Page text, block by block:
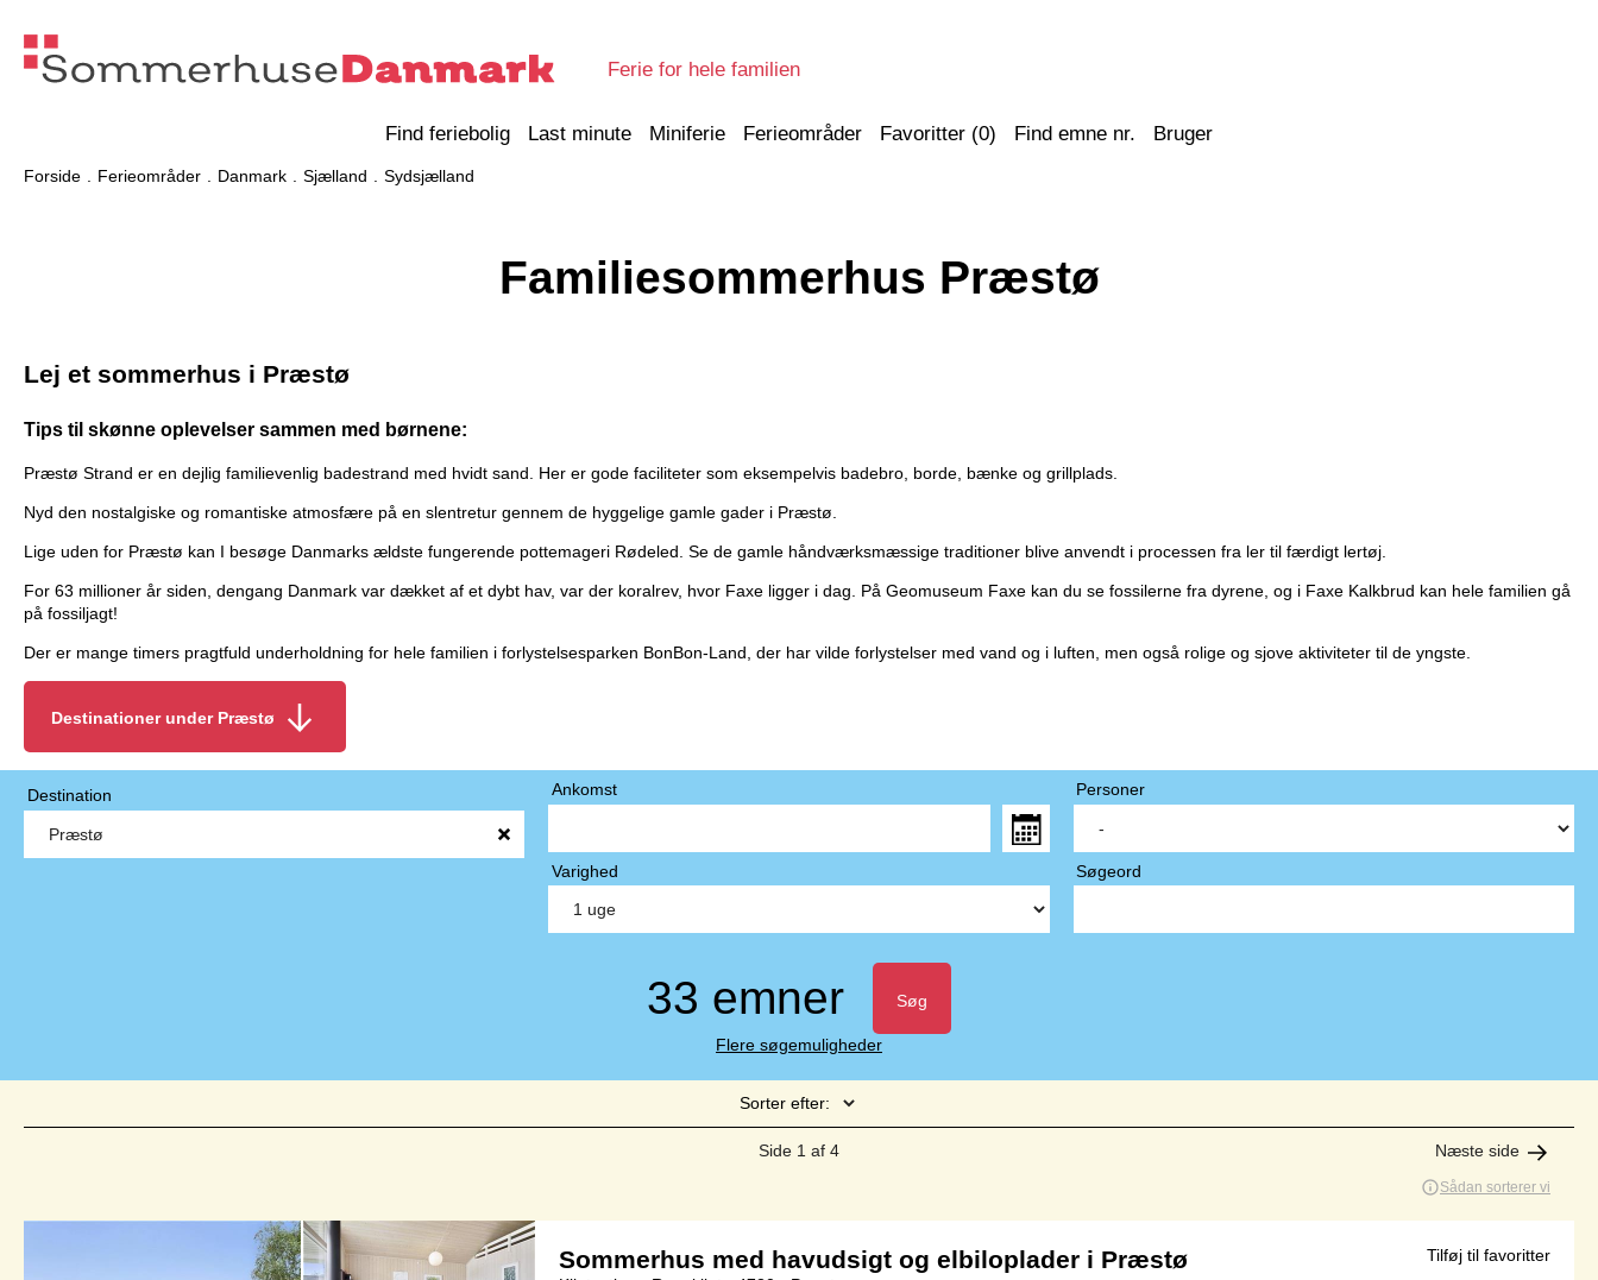
Ferie for hele familien
Find feriebolig Last minute Miniferie Ferieområder Favoritter (0) Find emne nr. Bruger
Forside Ferieområder Danmark Sjælland Sydsjælland
Familiesommerhus Præstø
Lej et sommerhus i Præstø
Tips til skønne oplevelser sammen med børnene:
Præstø Strand er en dejlig familievenlig badestrand med hvidt sand. Her er gode faciliteter som eksempelvis badebro, borde, bænke og grillplads.
Nyd den nostalgiske og romantiske atmosfære på en slentretur gennem de hyggelige gamle gader i Præstø.
Lige uden for Præstø kan I besøge Danmarks ældste fungerende pottemageri Rødeled. Se de gamle håndværksmæssige traditioner blive anvendt i processen fra ler til færdigt lertøj.
For 63 millioner år siden, dengang Danmark var dækket af et dybt hav, var der koralrev, hvor Faxe ligger i dag. På Geomuseum Faxe kan du se fossilerne fra dyrene, og i Faxe Kalkbrud kan hele familien gå
på fossiljagt!
Der er mange timers pragtfuld underholdning for hele familien i forlystelsesparken BonBon-Land, der har vilde forlystelser med vand og i luften, men også rolige og sjove aktiviteter til de yngste.
Destinationer under Præstø
Destination Ankomst
Varighed
Personer
Søgeord
33 emner Søg
Flere søgemuligheder
Sorter efter:
Side 1 af 4 Næste side
Sådan sorterer vi
Sommerhus med havudsigt og elbiloplader i Præstø Tilføj til favoritter